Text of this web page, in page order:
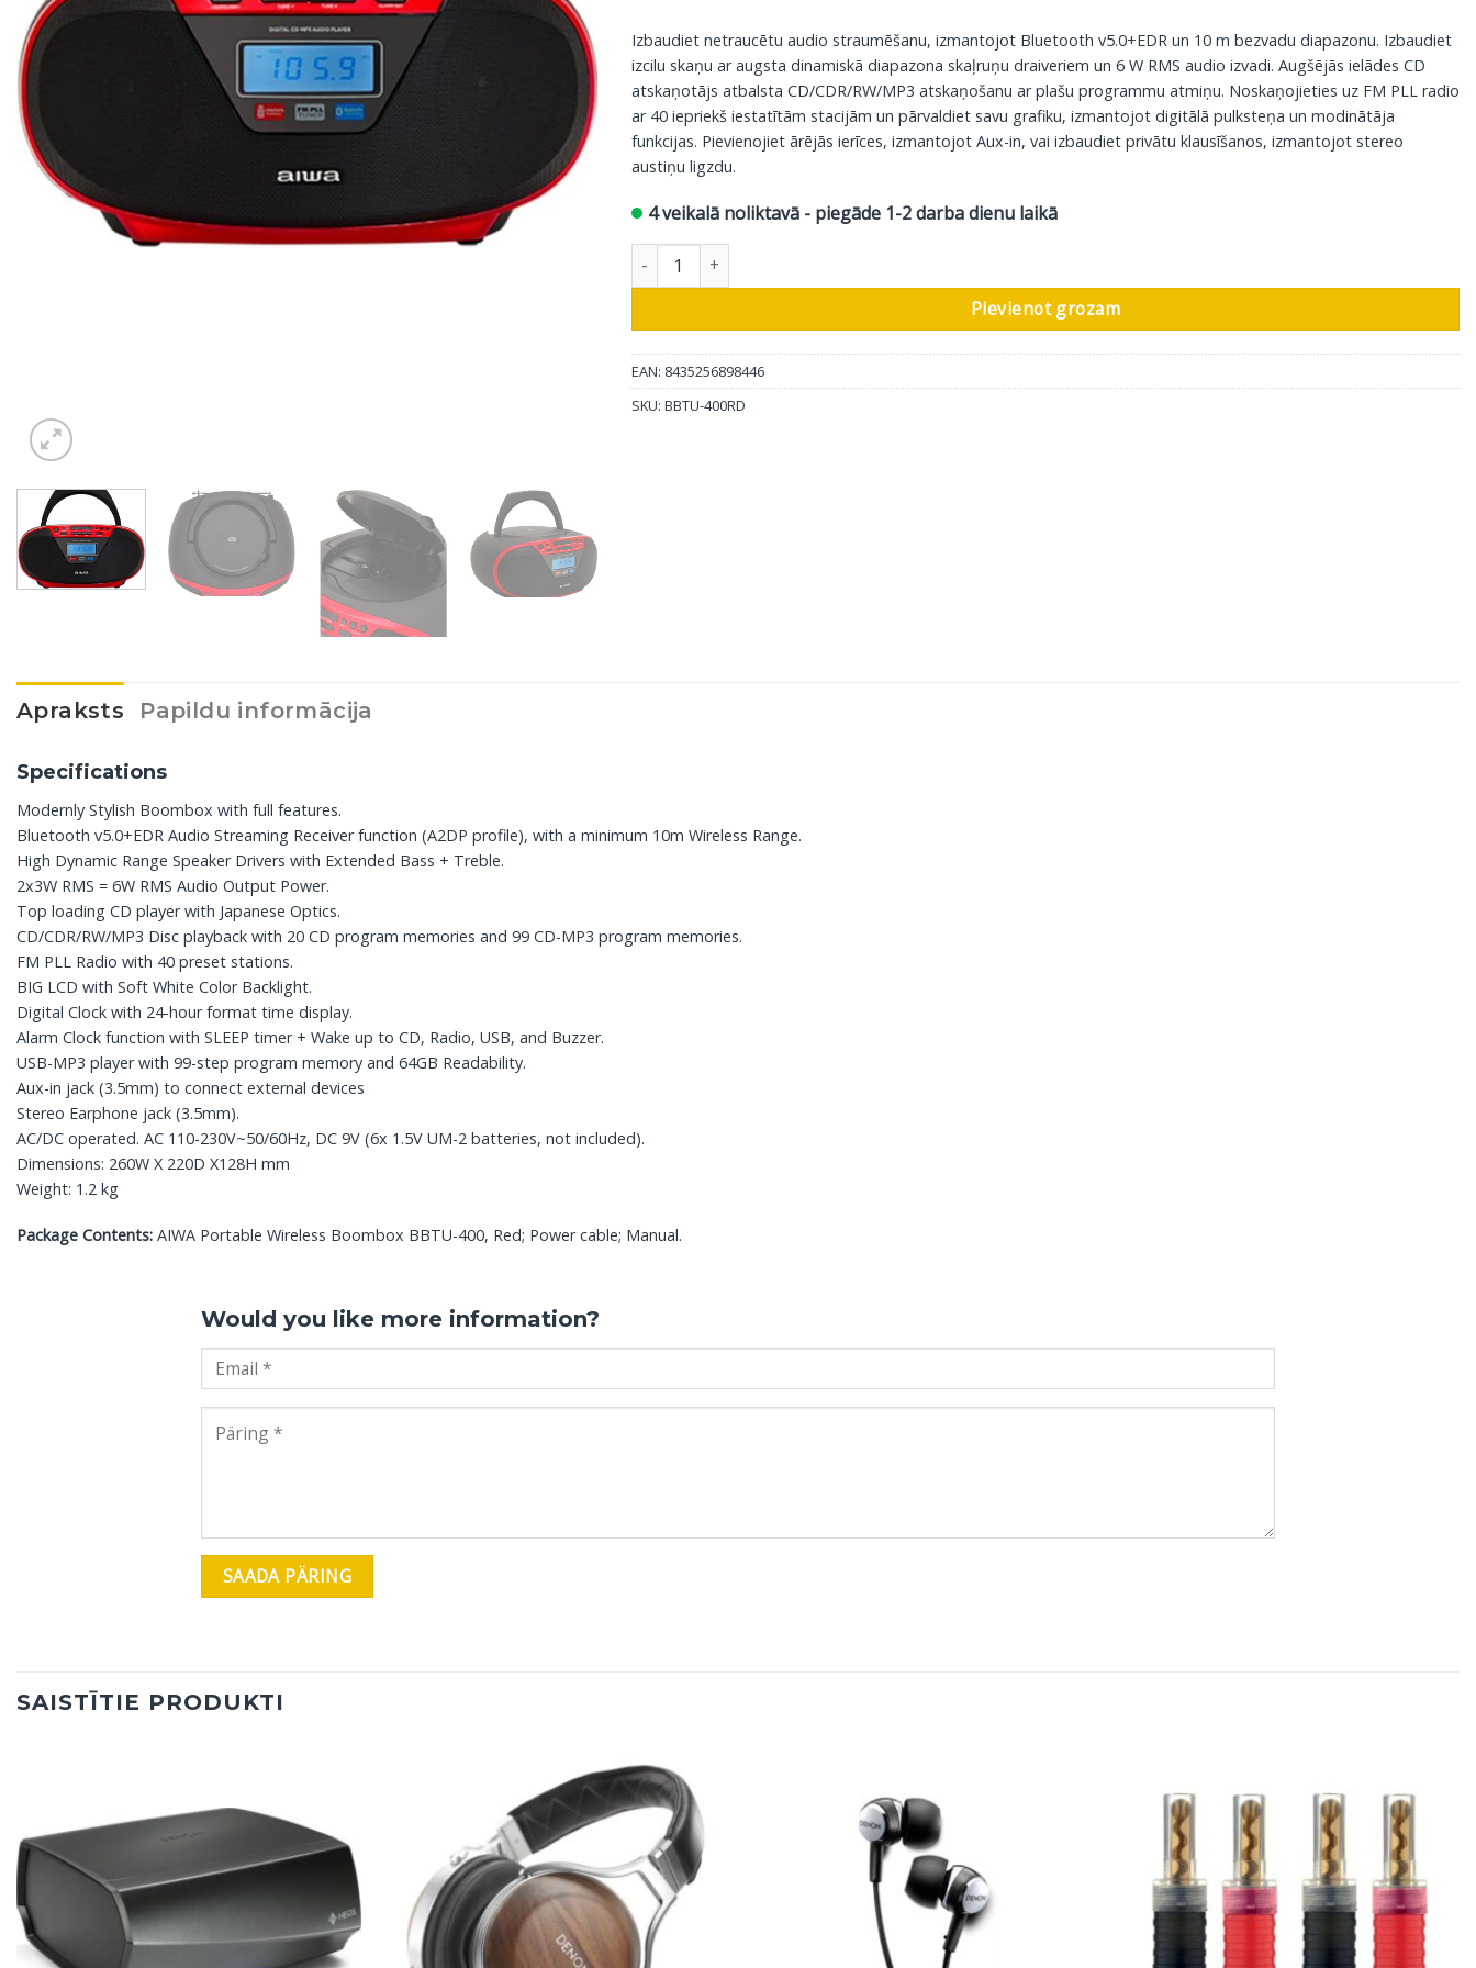
Izbaudiet netraucētu audio straumēšanu, izmantojot Bluetooth v5.0+EDR un 10 m bezvadu diapazonu. Izbaudiet
izcilu skaņu ar augsta dinamiskā diapazona skaļruņu draiveriem un 6 W RMS audio izvadi. Augšējās ielādes CD
atskaņotājs atbalsta CD/CDR/RW/MP3 atskaņošanu ar plašu programmu atmiņu. Noskaņojieties uz FM PLL radio
ar 40 iepriekš iestatītām stacijām un pārvaldiet savu grafiku, izmantojot digitālā pulksteņa un modinātāja
funkcijas. Pievienojiet ārējās ierīces, izmantojot Aux-in, vai izbaudiet privātu klausīšanos, izmantojot stereo
austiņu ligzdu.
4 veikalā noliktavā - piegāde 1-2 darba dienu laikā
AIWA Portable Wireless Boombox BBTU-400, sarkans daudzums
Pievienot grozam
EAN: 8435256898446
SKU: BBTU-400RD
Apraksts Papildu informācija
Specifications
Modernly Stylish Boombox with full features.
Bluetooth v5.0+EDR Audio Streaming Receiver function (A2DP profile), with a minimum 10m Wireless Range.
High Dynamic Range Speaker Drivers with Extended Bass + Treble.
2x3W RMS = 6W RMS Audio Output Power.
Top loading CD player with Japanese Optics.
CD/CDR/RW/MP3 Disc playback with 20 CD program memories and 99 CD-MP3 program memories.
FM PLL Radio with 40 preset stations.
BIG LCD with Soft White Color Backlight.
Digital Clock with 24-hour format time display.
Alarm Clock function with SLEEP timer + Wake up to CD, Radio, USB, and Buzzer.
USB-MP3 player with 99-step program memory and 64GB Readability.
Aux-in jack (3.5mm) to connect external devices
Stereo Earphone jack (3.5mm).
AC/DC operated. AC 110-230V~50/60Hz, DC 9V (6x 1.5V UM-2 batteries, not included).
Dimensions: 260W X 220D X128H mm
Weight: 1.2 kg
Package Contents: AIWA Portable Wireless Boombox BBTU-400, Red; Power cable; Manual.
Would you like more information?
SAISTĪTIE PRODUKTI